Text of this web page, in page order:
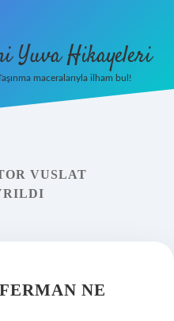
Yuva Hikayeleri
maceralarıyla ilham bul!
VUSLAT
NE